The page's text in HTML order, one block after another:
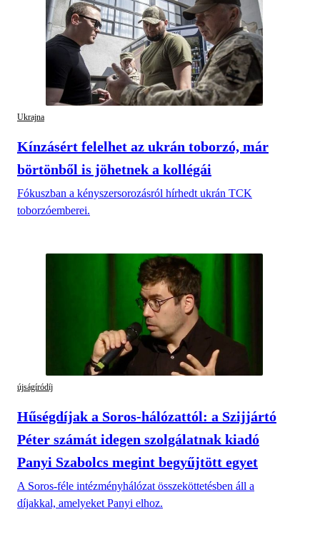
Ukrajna
Kínzásért felelhet az ukrán toborzó, már
börtönből is jöhetnek a kollégái
Fókuszban a kényszersorozásról hírhedt ukrán TCK
toborzóemberei.
újságíródíj
Hűségdíjak a Soros-hálózattól: a Szijjártó
Péter számát idegen szolgálatnak kiadó
Panyi Szabolcs megint begyűjtött egyet
A Soros-féle intézményhálózat összeköttetésben áll a
díjakkal, amelyeket Panyi elhoz.